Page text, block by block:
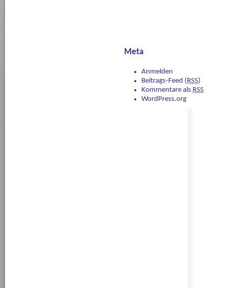
Meta
Anmelden
Beitrags-Feed (RSS)
Kommentare als RSS
WordPress.org